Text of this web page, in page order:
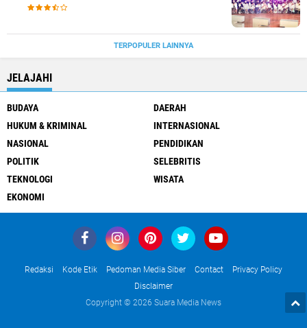
TERPOPULER LAINNYA
JELAJAHI
BUDAYA
DAERAH
HUKUM & KRIMINAL
INTERNASIONAL
NASIONAL
PENDIDIKAN
POLITIK
SELEBRITIS
TEKNOLOGI
WISATA
EKONOMI
Redaksi Kode Etik Pedoman Media Siber Contact
Privacy Policy
Disclaimer
Copyright © 2026 Suara Media News